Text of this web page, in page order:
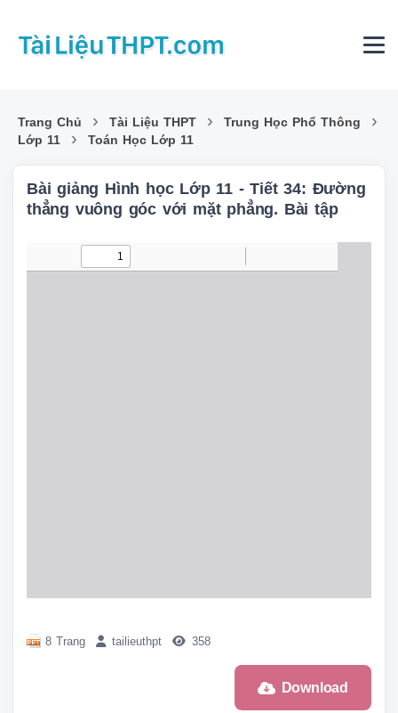
Trang Chủ › Tài Liệu THPT › Trung Học Phổ Thông ›
Lớp 11 › Toán Học Lớp 11
Bài giảng Hình học Lớp 11 - Tiết 34: Đường
thẳng vuông góc với mặt phẳng. Bài tập
8 Trang tailieuthpt 358
Download